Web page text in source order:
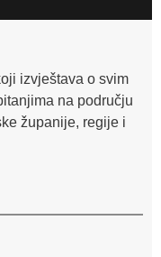
izvještava o svim
na području
županije, regije i